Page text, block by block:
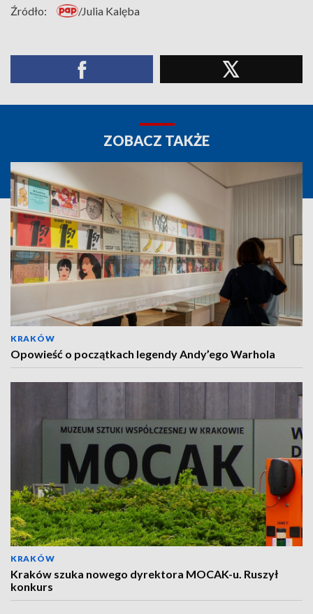
Źródło: /Julia Kalęba
ZOBACZ TAKŻE
KRAKÓW
Opowieść o początkach legendy Andy’ego Warhola
KRAKÓW
Kraków szuka nowego dyrektora MOCAK-u. Ruszył
konkurs